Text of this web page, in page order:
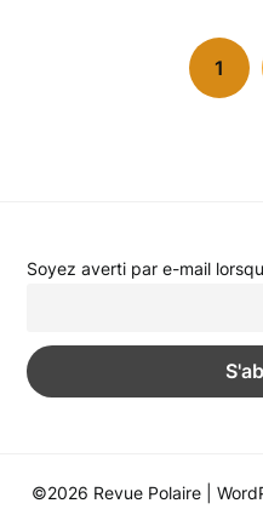
1
Soyez averti par e-mail
©2026 Revue Polaire |